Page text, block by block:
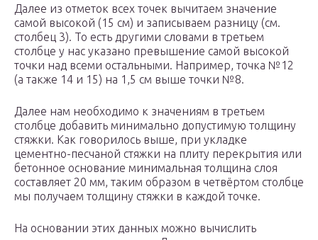
Далее из отметок всех точек вычитаем значение
самой высокой (15 см) и записываем разницу (см.
столбец 3). То есть другими словами в третьем
столбце у нас указано превышение самой высокой
точки над всеми остальными. Например, точка №12
(а также 14 и 15) на 1,5 см выше точки №8.
Далее нам необходимо к значениям в третьем
столбце добавить минимально допустимую толщину
стяжки. Как говорилось выше, при укладке
цементно-песчаной стяжки на плиту перекрытия или
бетонное основание минимальная толщина слоя
составляет 20 мм, таким образом в четвёртом столбце
мы получаем толщину стяжки в каждой точке.
На основании этих данных можно вычислить